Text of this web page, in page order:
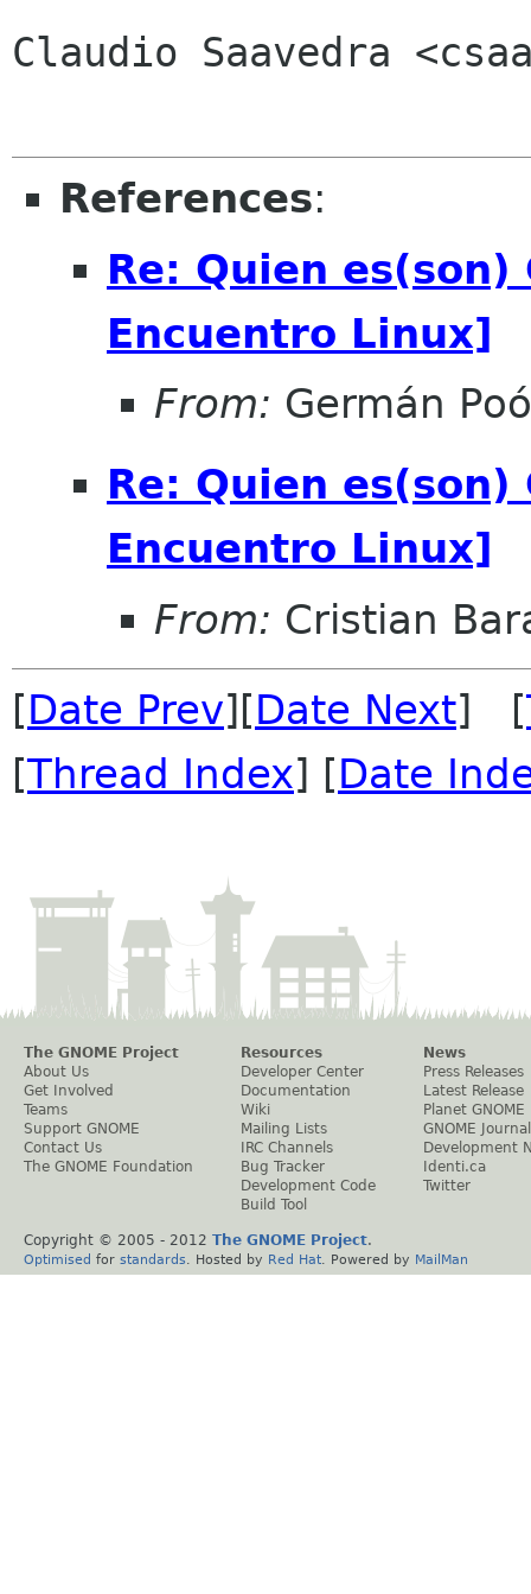
Claudio Saavedra
References:
Re: Quien es(son)
Encuentro Linux]
From: Germán
Re: Quien es(son)
Encuentro Linux]
From: Cristian
[Date Prev][Date Next] [
[Thread Index] [Date
The GNOME Project
About Us
Get Involved
Teams
Support GNOME
Contact Us
The GNOME Foundation
Resources
Developer Center
Documentation
Wiki
Mailing Lists
IRC Channels
Bug Tracker
Development Code
Build Tool
News
Press Releases
Latest Release
Planet GNOME
GNOME Journal
Development
Identi.ca
Twitter
Copyright © 2005 - 2012 The GNOME Project.
Optimised for standards . Hosted by Red Hat . Powered by MailMan